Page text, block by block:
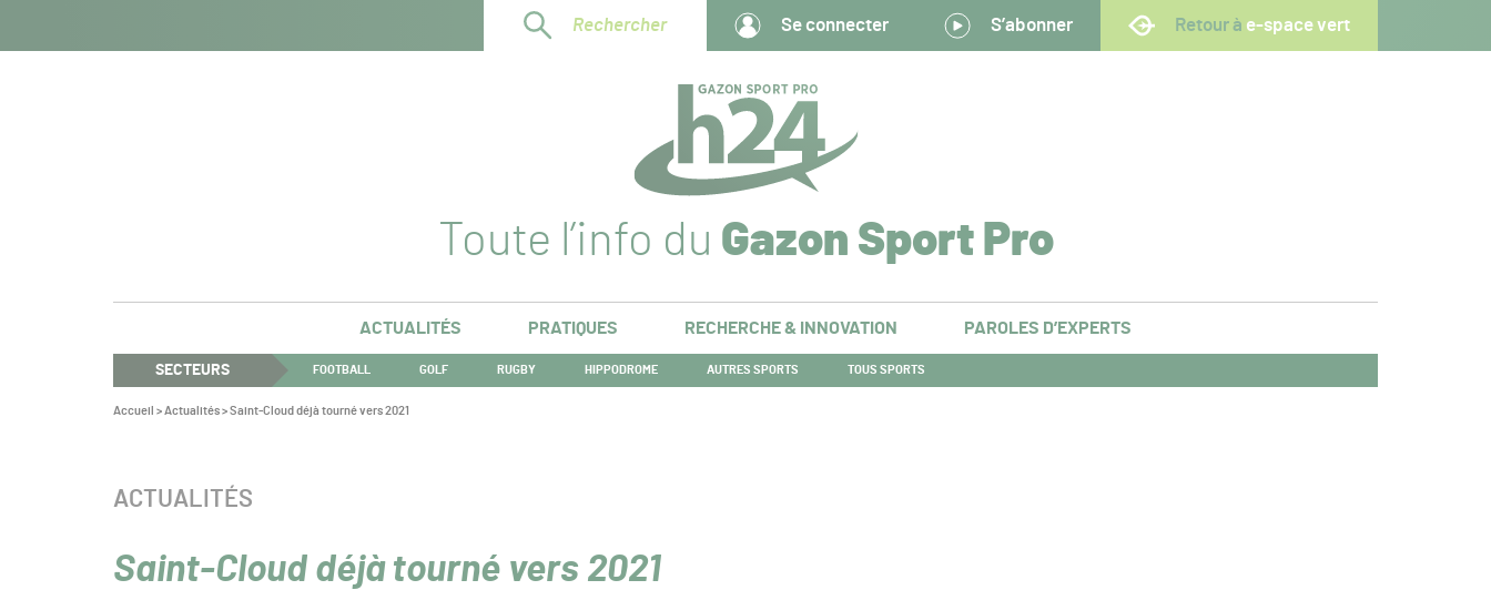
Rechercher Se connecter S’abonner Retour à e-space vert
Toute l’info du Gazon Sport Pro
ACTUALITÉS PRATIQUES RECHERCHE & INNOVATION PAROLES D’EXPERTS
SECTEURS FOOTBALL GOLF RUGBY HIPPODROME AUTRES SPORTS TOUS SPORTS
Vous
Accueil >Actualités>Saint-Cloud déjà tourné vers 2021
Saint-Cloud déjà tourné vers 2021
CATÉGORIE :
ACTUALITÉS